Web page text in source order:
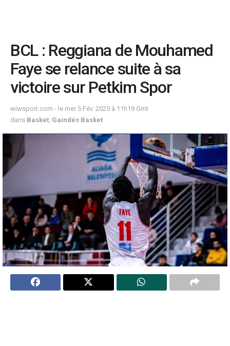
BCL : Reggiana de Mouhamed
Faye se relance suite à sa
victoire sur Petkim Spor
wiwsport.com - le mer 5 Fév. 2025 à 11h19 Gmt
dans Basket Gaindés Basket